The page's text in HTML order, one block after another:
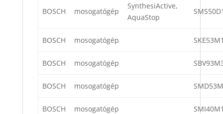
BOSCH mosogatógép
SynthesiActive,
AquaStop
BOSCH mosogatógép
BOSCH mosogatógép
BOSCH mosogatógép
BOSCH mosogatógép